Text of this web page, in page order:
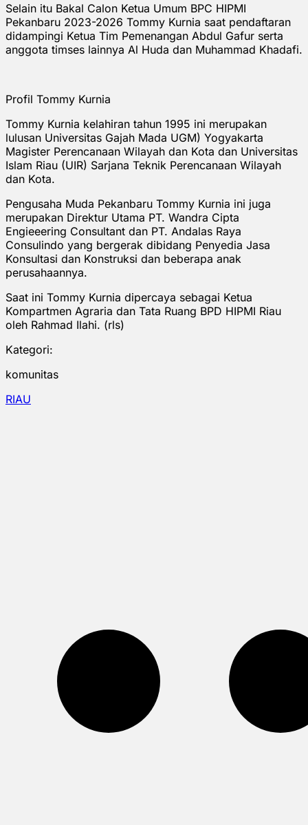
Selain itu Bakal Calon Ketua Umum BPC HIPMI
Pekanbaru 2023-2026 Tommy Kurnia saat pendaftaran
didampingi Ketua Tim Pemenangan Abdul Gafur serta
anggota timses lainnya Al Huda dan Muhammad Khadafi.
Profil Tommy Kurnia
Tommy Kurnia kelahiran tahun 1995 ini merupakan
lulusan Universitas Gajah Mada UGM) Yogyakarta
Magister Perencanaan Wilayah dan Kota dan Universitas
Islam Riau (UIR) Sarjana Teknik Perencanaan Wilayah
dan Kota.
Pengusaha Muda Pekanbaru Tommy Kurnia ini juga
merupakan Direktur Utama PT. Wandra Cipta
Engieeering Consultant dan PT. Andalas Raya
Consulindo yang bergerak dibidang Penyedia Jasa
Konsultasi dan Konstruksi dan beberapa anak
perusahaannya.
Saat ini Tommy Kurnia dipercaya sebagai Ketua
Kompartmen Agraria dan Tata Ruang BPD HIPMI Riau
oleh Rahmad Ilahi. (rls)
Kategori:
komunitas
RIAU